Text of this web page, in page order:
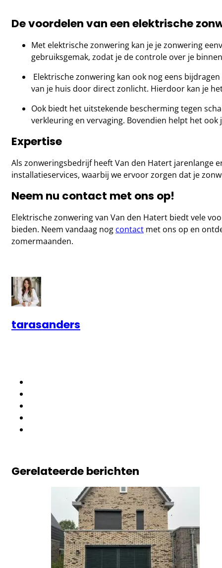
De voordelen van een elektrische
Met elektrische zonwering kan je je zonwering
gebruiksgemak, zodat je de controle over je
Elektrische zonwering kan ook nog eens
van je huis door direct zonlicht. Hierdoor kan je
Ook biedt het uitstekende bescherming tegen
verkleuring en vervaging. Bovendien helpt het
Expertise
Als zonweringsbedrijf heeft Van den Hatert jarenlange
installatieservices, waarbij we ervoor zorgen dat je
Neem nu contact met ons op!
Elektrische zonwering van Van den Hatert biedt vele
bieden. Neem vandaag nog contact met ons op en
zomermaanden.
tarasanders
Gerelateerde berichten